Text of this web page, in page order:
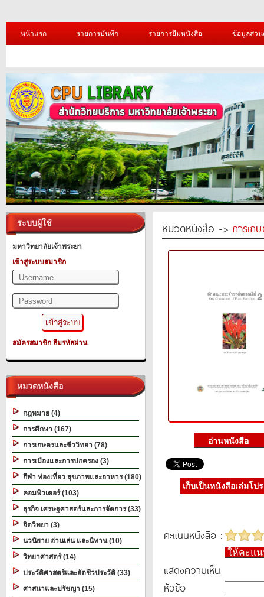
หน้าแรก รายการบันทึก รายการยืมหนังสือ ข้อมูลส่ว
ระบบผู้ใช้
มหาวิทยาลัยเจ้าพระยา
เข้าสู่ระบบสมาชิก
สมัครสมาชิก ลืมรหัสผ่าน
หมวดหนังสือ
กฎหมาย (4)
การศึกษา (167)
การเกษตรและชีววิทยา (78)
การเมืองและการปกครอง (3)
กีฬา ท่องเที่ยว สุขภาพและอาหาร (180)
คอมพิวเตอร์ (103)
ธุรกิจ เศรษฐศาสตร์และการจัดการ (33)
จิตวิทยา (3)
นวนิยาย อ่านเล่น และนิทาน (10)
วิทยาศาสตร์ (14)
ประวัติศาสตร์และอัตชีวประวัติ (33)
ศาสนาและปรัชญา (15)
หมวดหนังสือ -> การเก
เก็บเป็นหนังสือเล่มโป
คะแนนหนังสือ :
ให้คะแ
แสดงความเห็น
หัวข้อ